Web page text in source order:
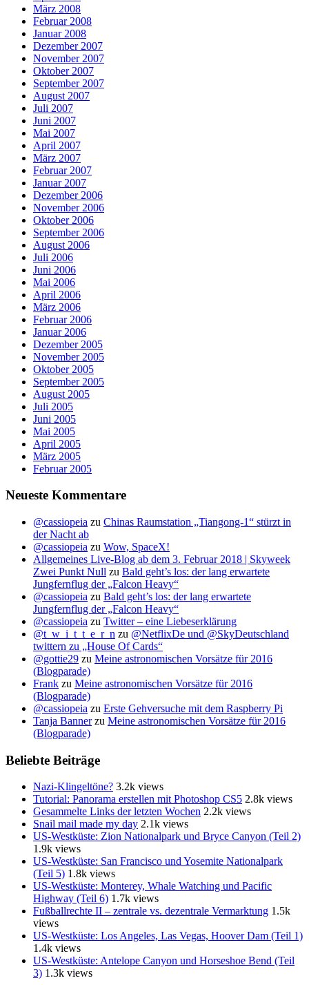
März 2008
Februar 2008
Januar 2008
Dezember 2007
November 2007
Oktober 2007
September 2007
August 2007
Juli 2007
Juni 2007
Mai 2007
April 2007
März 2007
Februar 2007
Januar 2007
Dezember 2006
November 2006
Oktober 2006
September 2006
August 2006
Juli 2006
Juni 2006
Mai 2006
April 2006
März 2006
Februar 2006
Januar 2006
Dezember 2005
November 2005
Oktober 2005
September 2005
August 2005
Juli 2005
Juni 2005
Mai 2005
April 2005
März 2005
Februar 2005
Neueste Kommentare
@cassiopeia zu Chinas Raumstation „Tiangong-1“ stürzt in
der Nacht ab
@cassiopeia zu Wow, SpaceX!
Allgemeines Live-Blog ab dem 3. Februar 2018 | Skyweek
Zwei Punkt Null zu Bald geht’s los: der lang erwartete
Jungfernflug der „Falcon Heavy“
@cassiopeia zu Bald geht’s los: der lang erwartete
Jungfernflug der „Falcon Heavy“
@cassiopeia zu Twitter – eine Liebeserklärung
@t_w_i_t_t_e_r_n zu @NetflixDe und @SkyDeutschland
twittern zu „House Of Cards“
@gottie29 zu Meine astronomischen Vorsätze für 2016
(Blogparade)
Frank zu Meine astronomischen Vorsätze für 2016
(Blogparade)
@cassiopeia zu Erste Gehversuche mit dem Raspberry Pi
Tanja Bannerzu Meine astronomischen Vorsätze für 2016
(Blogparade)
Beliebte Beiträge
Nazi-Klingeltöne? 3.2k views
Tutorial: Panorama erstellen mit Photoshop CS5 2.8k views
Gesammelte Links der letzten Wochen 2.2k views
Snail mail made my day 2.1k views
US-Westküste: Zion Nationalpark und Bryce Canyon (Teil 2)
1.9k views
US-Westküste: San Francisco und Yosemite Nationalpark
(Teil 5) 1.8k views
US-Westküste: Monterey, Whale Watching und Pacific
Highway (Teil 6) 1.7k views
Fußballrechte II – zentrale vs. dezentrale Vermarktung 1.5k
views
US-Westküste: Los Angeles, Las Vegas, Hoover Dam (Teil 1)
1.4k views
US-Westküste: Antelope Canyon und Horseshoe Bend (Teil
3) 1.3k views